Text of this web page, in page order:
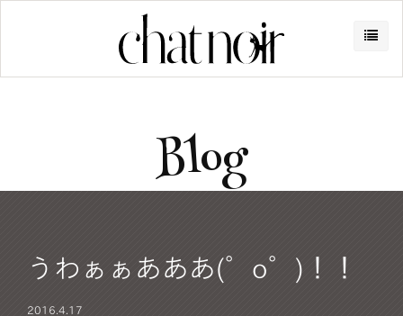
Blog
うわぁぁあああ(゜o゜)！！
2016. 4.17